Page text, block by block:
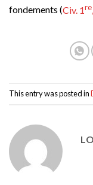
fondements (Civ. 1re
This entry was posted in